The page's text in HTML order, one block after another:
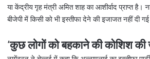
या केंद्रीय गृह मंत्री अमित शाह का आशीर्वाद प्राप्त है।
बीजेपी में किसी को भी इस्तीफा देने की इजाजत नहीं दी
‘कुछ लोगों को बहकाने की कोशिश की